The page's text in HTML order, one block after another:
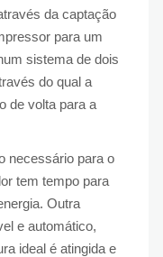
da captação
para um
sistema de dois
do qual a
de volta para a
necessário para o
tem tempo para
Outra
e automático,
ideal é atingida e